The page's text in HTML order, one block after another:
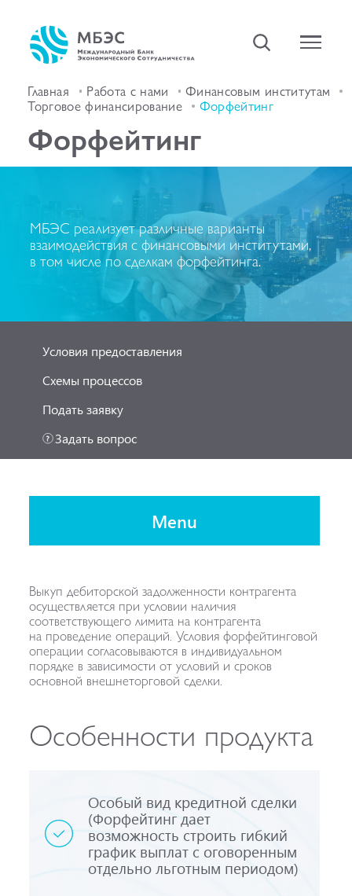
Главная Работа с нами Финансовым институтам
Торговое финансирование Форфейтинг
Форфейтинг
МБЭС реализует различные варианты
взаимодействия с финансовыми институтами,
в том числе по сделкам форфейтинга.
Условия предоставления
Схемы процессов
Подать заявку
Задать вопрос
Выкуп дебиторской задолженности контрагента
осуществляется при условии наличия
соответствующего лимита на контрагента
на проведение операций. Условия форфейтинговой
операции согласовываются в индивидуальном
порядке в зависимости от условий и сроков
основной внешнеторговой сделки.
Особенности продукта
Особый вид кредитной сделки
(Форфейтинг дает
возможность строить гибкий
график выплат с оговоренным
отдельно льготным периодом)
Menu